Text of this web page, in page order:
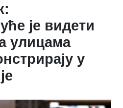
је видети
улицама
у